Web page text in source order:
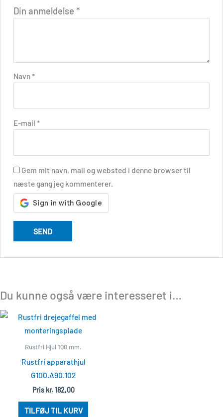
Din anmeldelse *
Navn*
E-mail *
Gem mit navn, mail og websted i denne browser til
næste gang jeg kommenterer.
Du kunne også være interesseret i…
Rustfri Hjul 100 mm.
Rustfri apparathjul
G100.A90.102
Pris kr.182,00
TILFØJ TIL KURV